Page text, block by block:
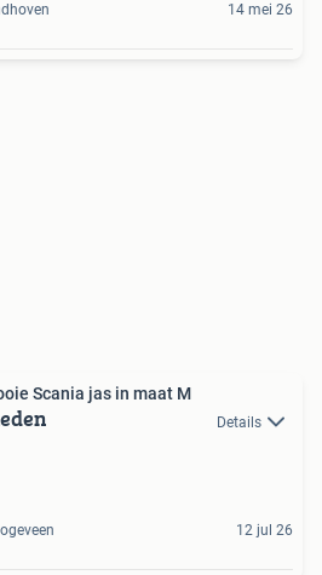
14 mei 26
Scania jas in maat M
Details
12 jul 26